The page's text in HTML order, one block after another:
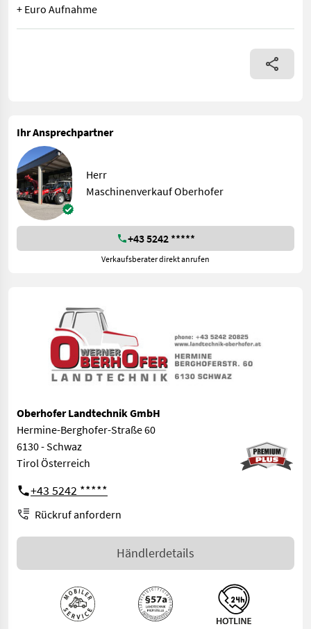
+ Euro Aufnahme
Schäffer Hoflader 3650 - Kubota Diesel Motor D1803-CR-T -
Ihr Ansprechpartner
Herr
Maschinenverkauf Oberhofer
+43 5242 *****
Verkaufsberater direkt anrufen
Oberhofer Landtechnik GmbH
Hermine-Berghofer-Straße 60
6130 - Schwaz
Tirol Österreich
+43 5242 *****
Rückruf anfordern
Händlerdetails